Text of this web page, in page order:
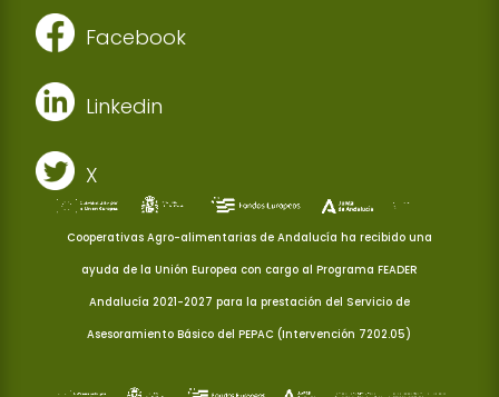
Facebook
Linkedin
X
Cooperativas Agro-alimentarias de Andalucía ha recibido una
ayuda de la Unión Europea con cargo al Programa FEADER
Andalucía 2021-2027 para la prestación del Servicio de
Asesoramiento Básico del PEPAC (Intervención 7202.05)